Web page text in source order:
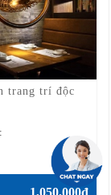
trang trí độc